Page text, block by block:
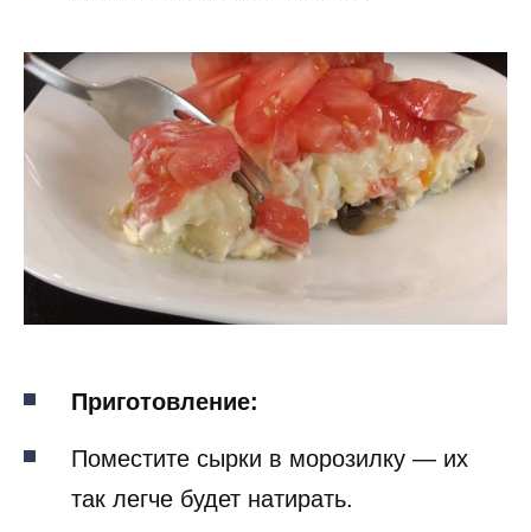
Приготовление:
Поместите сырки в морозилку — их
так легче будет натирать.